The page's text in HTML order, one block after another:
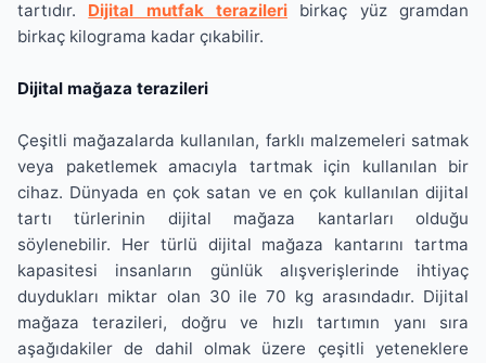
tartıdır. Dijital mutfak terazileri birkaç yüz gramdan
birkaç kilograma kadar çıkabilir.
Dijital mağaza terazileri
Çeşitli mağazalarda kullanılan, farklı malzemeleri satmak
veya paketlemek amacıyla tartmak için kullanılan bir
cihaz. Dünyada en çok satan ve en çok kullanılan dijital
tartı türlerinin dijital mağaza kantarları olduğu
söylenebilir. Her türlü dijital mağaza kantarını tartma
kapasitesi insanların günlük alışverişlerinde ihtiyaç
duydukları miktar olan 30 ile 70 kg arasındadır. Dijital
mağaza terazileri, doğru ve hızlı tartımın yanı sıra
aşağıdakiler de dahil olmak üzere çeşitli yeteneklere